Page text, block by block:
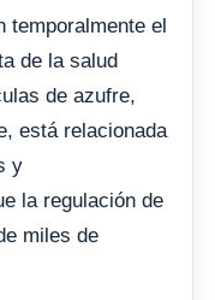
temporalmente el
de la salud
de azufre,
está relacionada
y
la regulación de
miles de